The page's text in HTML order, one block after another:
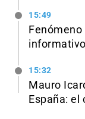
15:49
Fenómeno
15:32
Mauro
España: el